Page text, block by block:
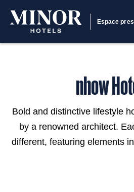
Espace
nhow
Bold and distinctive lifestyle
by a renowned architect.
different, featuring elements